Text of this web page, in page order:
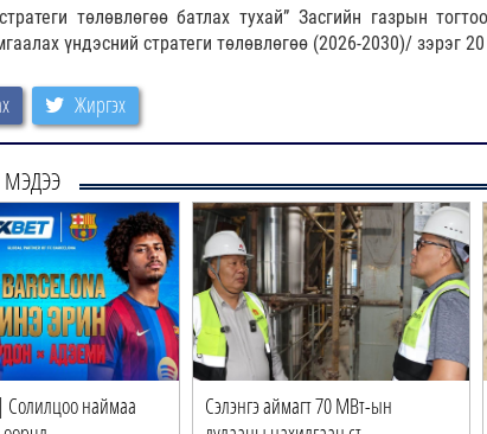
төлөвлөгөө батлах тухай” Засгийн газрын
үндэсний стратеги төлөвлөгөө (2026-2030)/ зэрэг
Жиргэх
Солилцоо наймаа
Сэлэнгэ аймагт 70 МВт-ын